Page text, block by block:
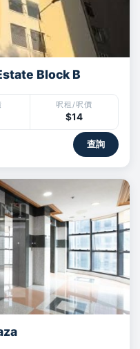
Block B
呎租/呎價
$14
查詢